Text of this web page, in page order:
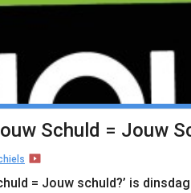
Schuld = Jouw
= Jouw schuld?’ is